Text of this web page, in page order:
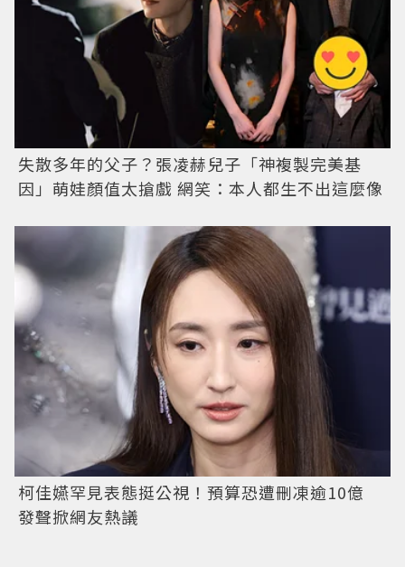
失散多年的父子？張凌赫兒子「神複製完美基
因」萌娃顏值太搶戲 網笑：本人都生不出這麼像
柯佳嬿罕見表態挺公視！預算恐遭刪凍逾10億
發聲掀網友熱議